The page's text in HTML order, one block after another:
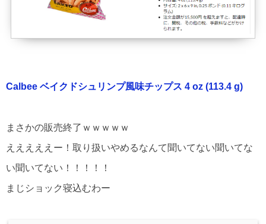
Calbee ベイクドシュリンプ風味チップス 4 oz (113.4 g)
まさかの販売終了ｗｗｗｗｗ
えええええー！取り扱いやめるなんて聞いてない聞いてな
い聞いてない！！！！！
まじショック寝込むわー